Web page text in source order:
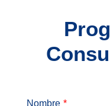
Nombre